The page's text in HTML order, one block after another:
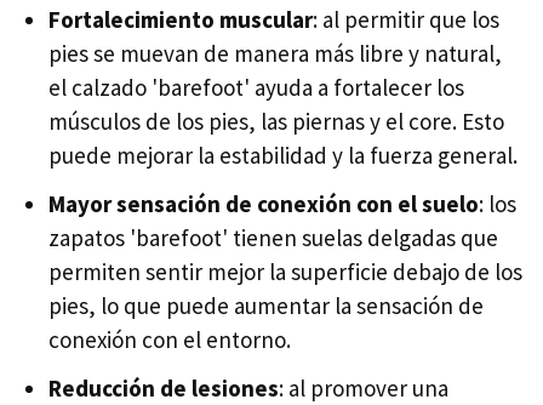
Fortalecimiento muscular: al permitir que los
pies se muevan de manera más libre y natural,
el calzado 'barefoot' ayuda a fortalecer los
músculos de los pies, las piernas y el core. Esto
puede mejorar la estabilidad y la fuerza general.
Mayor sensación de conexión con el suelo: los
zapatos 'barefoot' tienen suelas delgadas que
permiten sentir mejor la superficie debajo de los
pies, lo que puede aumentar la sensación de
conexión con el entorno.
Reducción de lesiones: al promover una